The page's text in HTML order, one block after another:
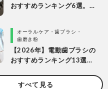
おすすめランキング6選。防
オーラルケア・歯ブラシ・
歯磨き粉
【2026年】電動歯ブラシの
おすすめランキング13選。
検証
すべて見る